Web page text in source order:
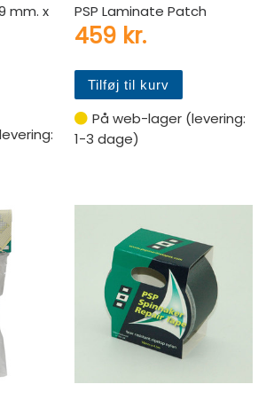
mm. x
PSP Laminate Patch
459 kr.
Tilføj til kurv
På web-lager (levering:
1-3 dage)